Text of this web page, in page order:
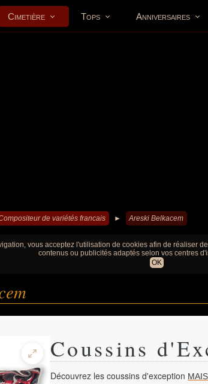
Cimetière Tops Anniversaires
de variétés francais ► Areski Belkacem
vous acceptez l'utilisation de cookies afin de réaliser
contenus ou publicités adaptés selon vos centres
OK
Coussins
Découvrez les coussins d'exception